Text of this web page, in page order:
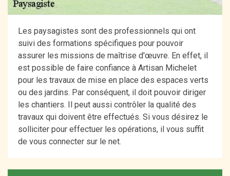
Les paysagistes sont des professionnels qui ont
suivi des formations spécifiques pour pouvoir
assurer les missions de maîtrise d'œuvre. En effet, il
est possible de faire confiance à Artisan Michelet
pour les travaux de mise en place des espaces verts
ou des jardins. Par conséquent, il doit pouvoir diriger
les chantiers. Il peut aussi contrôler la qualité des
travaux qui doivent être effectués. Si vous désirez le
solliciter pour effectuer les opérations, il vous suffit
de vous connecter sur le net.